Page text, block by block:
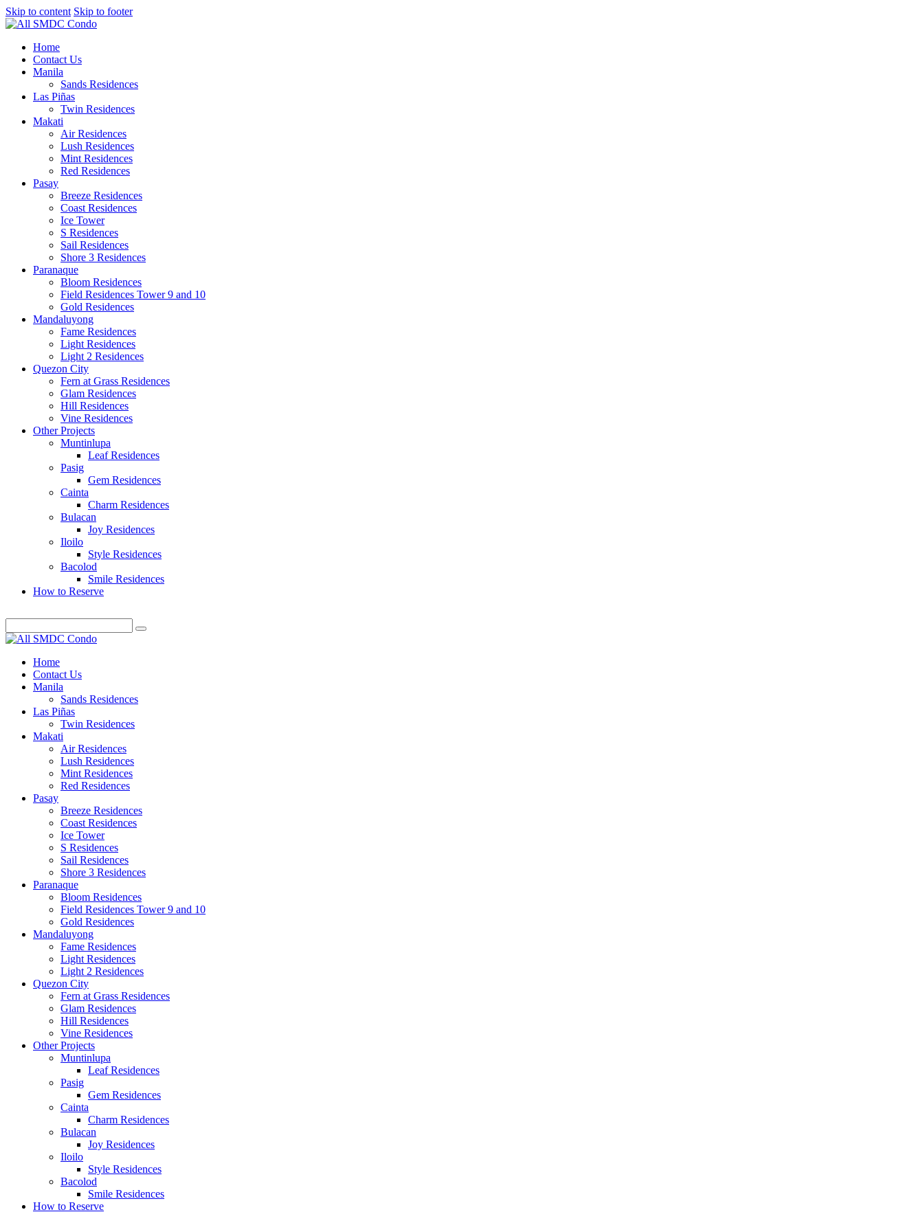
Skip to content Skip to footer
Home
Contact Us
Manila
Sands Residences
Las Piñas
Twin Residences
Makati
Air Residences
Lush Residences
Mint Residences
Red Residences
Pasay
Breeze Residences
Coast Residences
Ice Tower
S Residences
Sail Residences
Shore 3 Residences
Paranaque
Bloom Residences
Field Residences Tower 9 and 10
Gold Residences
Mandaluyong
Fame Residences
Light Residences
Light 2 Residences
Quezon City
Fern at Grass Residences
Glam Residences
Hill Residences
Vine Residences
Other Projects
Muntinlupa
Leaf Residences
Pasig
Gem Residences
Cainta
Charm Residences
Bulacan
Joy Residences
Iloilo
Style Residences
Bacolod
Smile Residences
How to Reserve
Home
Contact Us
Manila
Sands Residences
Las Piñas
Twin Residences
Makati
Air Residences
Lush Residences
Mint Residences
Red Residences
Pasay
Breeze Residences
Coast Residences
Ice Tower
S Residences
Sail Residences
Shore 3 Residences
Paranaque
Bloom Residences
Field Residences Tower 9 and 10
Gold Residences
Mandaluyong
Fame Residences
Light Residences
Light 2 Residences
Quezon City
Fern at Grass Residences
Glam Residences
Hill Residences
Vine Residences
Other Projects
Muntinlupa
Leaf Residences
Pasig
Gem Residences
Cainta
Charm Residences
Bulacan
Joy Residences
Iloilo
Style Residences
Bacolod
Smile Residences
How to Reserve